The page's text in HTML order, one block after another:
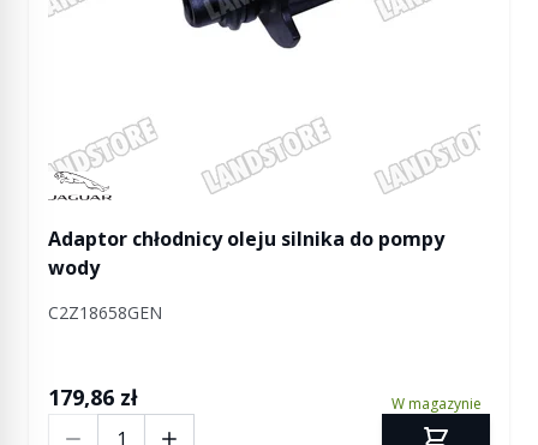
Manufactured by Jaguar
Adaptor chłodnicy oleju silnika do pompy
wody
C2Z18658GEN
179,86 zł W magazynie